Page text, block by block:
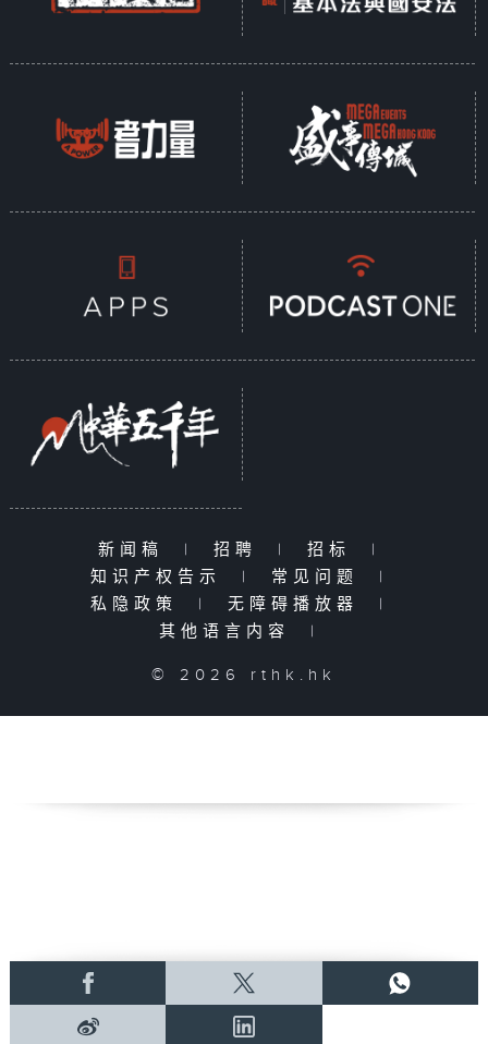
新闻稿 | 招聘 | 招标
|
知识产权告示
| 常见问题
|
私隐政策
| 无障碍播放器
|
其他语言内容
|
© 2026 rthk.hk